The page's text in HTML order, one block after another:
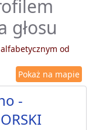
głosu
od
Pokaż na mapie
-